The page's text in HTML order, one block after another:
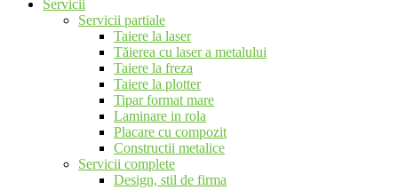
Servicii
Servicii partiale
Taiere la laser
Tăierea cu laser a metalului
Taiere la freza
Taiere la plotter
Tipar format mare
Laminare in rola
Placare cu compozit
Constructii metalice
Servicii complete
Design, stil de firma